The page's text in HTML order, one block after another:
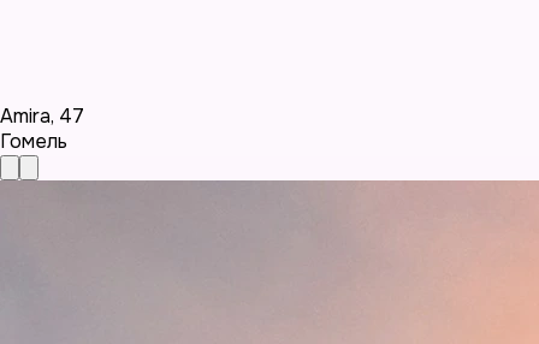
Amira, 47
Гомель